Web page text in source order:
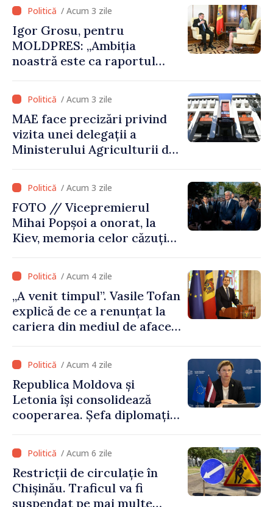
Ucrainei”/ Acum 3 zile
Igor Grosu, pentru
MOLDPRES: „Ambiția
noastră este ca raportul
an să fie și mai bun”
/ Acum 3 zile
MAE face precizări privind
vizita unei delegații a
Ministerului Agriculturii din
/ Acum 3 zile
FOTO // Vicepremierul
Mihai Popșoi a onorat, la
Kiev, memoria celor căzuți
„Acest război trebuie să
înceteze”/ Acum 4 zile
„A venit timpul”. Vasile Tofan
explică de ce a renunțat la
cariera din mediul de afaceri
premier. Ce crede Igor
Grosu despre noul șef al
Guvernului
/ Acum 4 zile
Republica Moldova și
Letonia își consolidează
cooperarea. Șefa diplomației
/ Acum 6 zile
Restricții de circulație în
Chișinău. Traficul va fi
suspendat pe mai multe